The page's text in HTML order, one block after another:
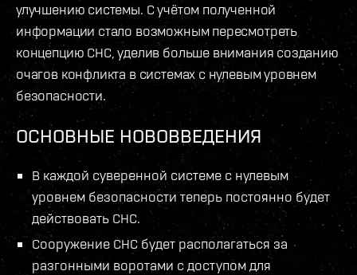
улучшению системы. С учётом полученной
информации стало возможным пересмотреть
концепцию СНС, уделив больше внимания созданию
очагов конфликта в системах с нулевым уровнем
безопасности.
ОСНОВНЫЕ НОВОВВЕДЕНИЯ
В каждой суверенной системе с нулевым
уровнем безопасности теперь постоянно будет
действовать СНС.
Сооружение СНС будет располагаться за
разгонными воротами с доступом для